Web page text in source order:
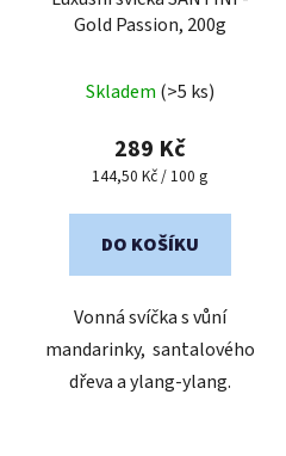
Gold Passion, 200g
Skladem (>5 ks)
289 Kč
Měrná
144,50 Kč / 100 g
DO KOŠÍKU
Vonná svíčka s vůní
mandarinky, santalového
dřeva a ylang-ylang.